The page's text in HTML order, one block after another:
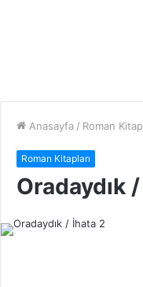
Anasayfa / Roman
Roman Kitapları
Oradaydık